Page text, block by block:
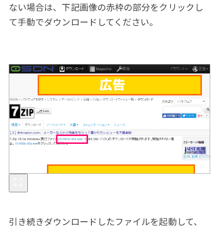
ない場合は、下記画像の赤枠の部分をクリックし
て手動でダウンロードしてください。
引き続きダウンロードしたファイルを起動して、